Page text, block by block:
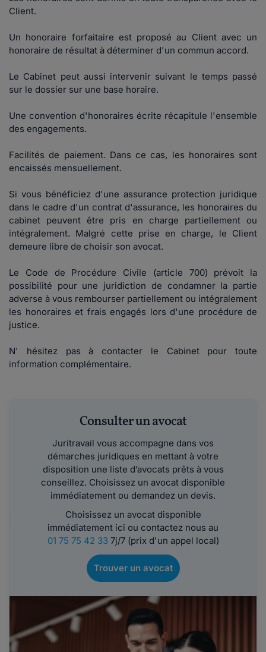
Client.
Un honoraire forfaitaire est proposé au Client avec un
honoraire de résultat à déterminer d'un commun accord.
Le Cabinet peut aussi intervenir suivant le temps passé
sur le dossier sur une base horaire.
Une convention d'honoraires écrite récapitule l'ensemble
des engagements.
Facilités de paiement. Dans ce cas, les honoraires sont
encaissés mensuellement.
Si vous bénéficiez d'une assurance protection juridique
dans le cadre d'un contrat d'assurance, les honoraires du
cabinet peuvent être pris en charge partiellement ou
intégralement. Malgré cette prise en charge, le Client
demeure libre de choisir son avocat.
Le Code de Procédure Civile (article 700) prévoit la
possibilité pour une juridiction de condamner la partie
adverse à vous rembourser partiellement ou intégralement
les honoraires et frais engagés lors d'une procédure de
justice.
N' hésitez pas à contacter le Cabinet pour toute
information complémentaire.
Consulter un avocat
Juritravail vous accompagne dans vos
démarches juridiques en mettant à votre
disposition une liste d’avocats prêts à vous
conseillez. Choisissez un avocat disponible
immédiatement ou demandez un devis.
Choisissez un avocat disponible
immédiatement ici ou contactez nous au
01 75 75 42 337j/7 (prix d'un appel local)
Trouver un avocat